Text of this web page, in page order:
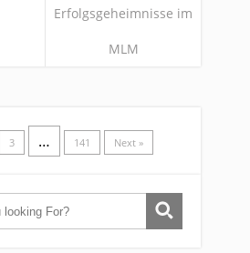
Erfolgsgeheimnisse im
MLM
3 … 141 Next »